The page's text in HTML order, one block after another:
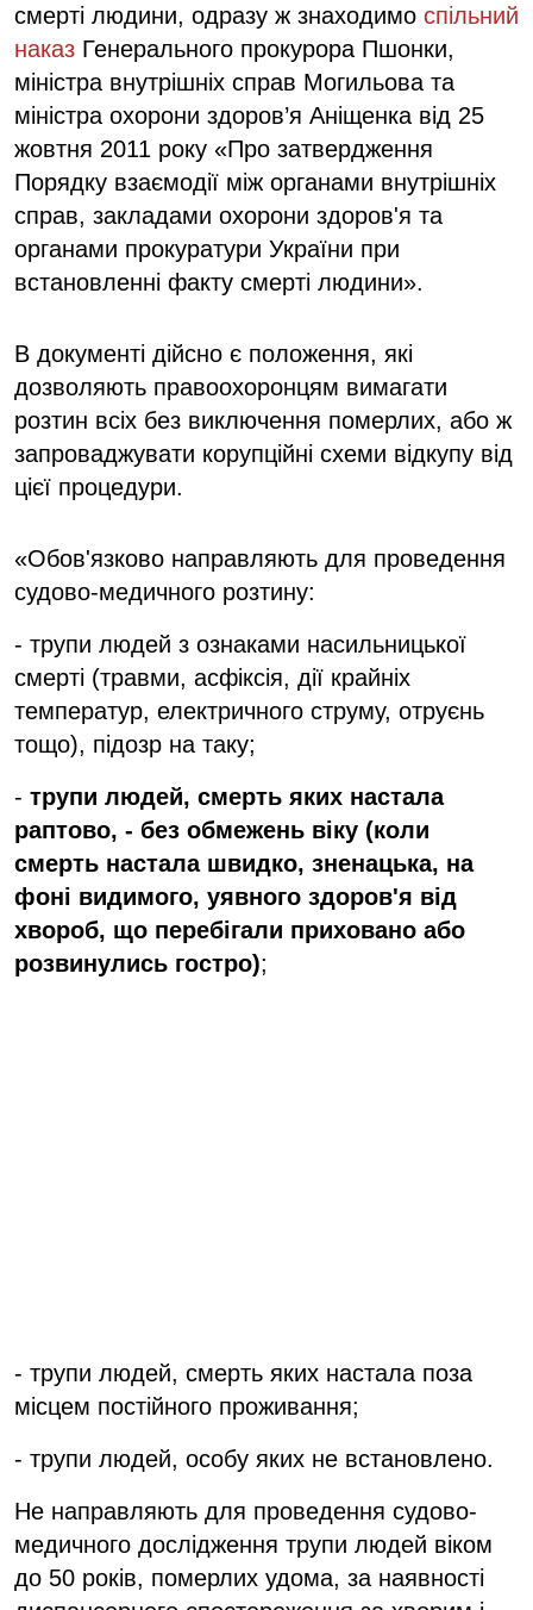
смерті людини, одразу ж знаходимо спільний
наказ Генерального прокурора Пшонки,
міністра внутрішніх справ Могильова та
міністра охорони здоров’я Аніщенка від 25
жовтня 2011 року «Про затвердження
Порядку взаємодії між органами внутрішніх
справ, закладами охорони здоров'я та
органами прокуратури України при
встановленні факту смерті людини».
В документі дійсно є положення, які
дозволяють правоохоронцям вимагати
розтин всіх без виключення померлих, або ж
запроваджувати корупційні схеми відкупу від
цієї процедури.
«Обов'язково направляють для проведення
судово-медичного розтину:
- трупи людей з ознаками насильницької
смерті (травми, асфіксія, дії крайніх
температур, електричного струму, отруєнь
тощо), підозр на таку;
- трупи людей, смерть яких настала
раптово, - без обмежень віку (коли
смерть настала швидко, зненацька, на
фоні видимого, уявного здоров'я від
хвороб, що перебігали приховано або
розвинулись гостро);
- трупи людей, смерть яких настала поза
місцем постійного проживання;
- трупи людей, особу яких не встановлено.
Не направляють для проведення судово-
медичного дослідження трупи людей віком
до 50 років, померлих удома, за наявності